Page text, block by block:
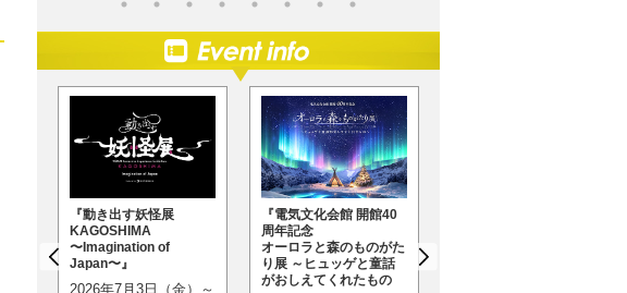
『動き出す妖怪展
KAGOSHIMA
〜Imagination of
Japan〜』
2026年7月3日（金）～
『電気文化会館 開館40
周年記念
オーロラと森のものがた
り展 ～ヒュッゲと童話
がおしえてくれたもの